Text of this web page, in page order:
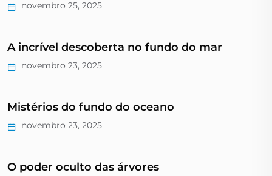
novembro 25, 2025
A incrível descoberta no fundo do mar
novembro 23, 2025
Mistérios do fundo do oceano
novembro 23, 2025
O poder oculto das árvores